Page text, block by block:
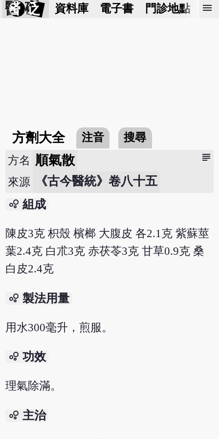
醫 砭 資料庫 電子書 門診地點 預
menu
方劑大全 注音 搜尋
subject
方名 順氣散
來源 《古今醫統》卷八十五
bubble_chart 組成
陳皮3克 枳殼 檳榔 大腹皮 各2.1克 紫蘇莖
葉2.4克 白朮3克 赤茯苓3克 甘草0.9克 桑
白皮2.4克
bubble_chart 製法用量
用水300毫升，煎服。
bubble_chart 功效
理氣除滿。
bubble_chart 主治